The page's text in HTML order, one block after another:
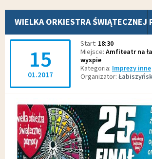
WIELKA ORKIESTRA ŚWIĄTECZNEJ
15
01.2017
Start 18:30
Miejsce Amfiteatr na
wyspie
Kategoria Imprezy inne
Organizator